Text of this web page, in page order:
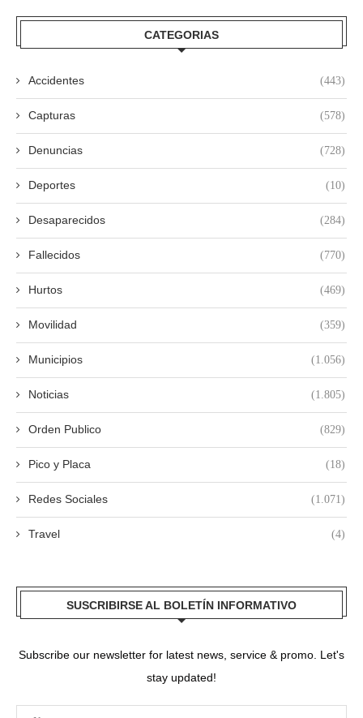
CATEGORIAS
Accidentes (443)
Capturas (578)
Denuncias (728)
Deportes (10)
Desaparecidos (284)
Fallecidos (770)
Hurtos (469)
Movilidad (359)
Municipios (1.056)
Noticias (1.805)
Orden Publico (829)
Pico y Placa (18)
Redes Sociales (1.071)
Travel (4)
SUSCRIBIRSE AL BOLETÍN INFORMATIVO
Subscribe our newsletter for latest news, service & promo. Let's
stay updated!